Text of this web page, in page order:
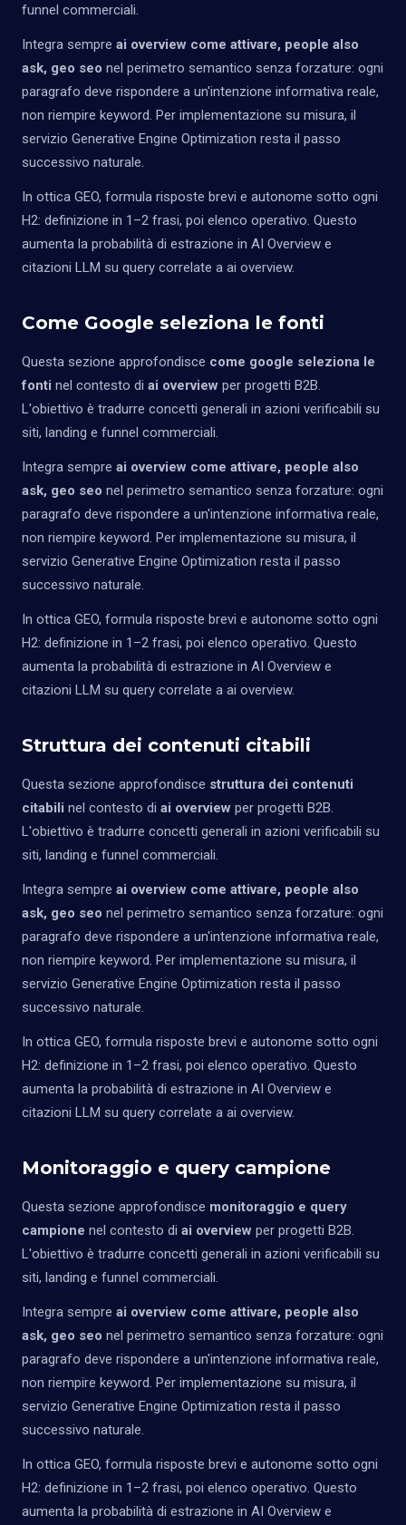
funnel commerciali.
Integra sempre ai overview come attivare, people also
ask, geo seo nel perimetro semantico senza forzature: ogni
paragrafo deve rispondere a un'intenzione informativa reale,
non riempire keyword. Per implementazione su misura, il
servizio Generative Engine Optimization resta il passo
successivo naturale.
In ottica GEO, formula risposte brevi e autonome sotto ogni
H2: definizione in 1–2 frasi, poi elenco operativo. Questo
aumenta la probabilità di estrazione in AI Overview e
citazioni LLM su query correlate a ai overview.
Come Google seleziona le fonti
Questa sezione approfondisce come google seleziona le
fonti nel contesto di ai overview per progetti B2B.
L'obiettivo è tradurre concetti generali in azioni verificabili su
siti, landing e funnel commerciali.
Integra sempre ai overview come attivare, people also
ask, geo seo nel perimetro semantico senza forzature: ogni
paragrafo deve rispondere a un'intenzione informativa reale,
non riempire keyword. Per implementazione su misura, il
servizio Generative Engine Optimization resta il passo
successivo naturale.
In ottica GEO, formula risposte brevi e autonome sotto ogni
H2: definizione in 1–2 frasi, poi elenco operativo. Questo
aumenta la probabilità di estrazione in AI Overview e
citazioni LLM su query correlate a ai overview.
Struttura dei contenuti citabili
Questa sezione approfondisce struttura dei contenuti
citabili nel contesto di ai overview per progetti B2B.
L'obiettivo è tradurre concetti generali in azioni verificabili su
siti, landing e funnel commerciali.
Integra sempre ai overview come attivare, people also
ask, geo seo nel perimetro semantico senza forzature: ogni
paragrafo deve rispondere a un'intenzione informativa reale,
non riempire keyword. Per implementazione su misura, il
servizio Generative Engine Optimization resta il passo
successivo naturale.
In ottica GEO, formula risposte brevi e autonome sotto ogni
H2: definizione in 1–2 frasi, poi elenco operativo. Questo
aumenta la probabilità di estrazione in AI Overview e
citazioni LLM su query correlate a ai overview.
Monitoraggio e query campione
Questa sezione approfondisce monitoraggio e query
campione nel contesto di ai overview per progetti B2B.
L'obiettivo è tradurre concetti generali in azioni verificabili su
siti, landing e funnel commerciali.
Integra sempre ai overview come attivare, people also
ask, geo seo nel perimetro semantico senza forzature: ogni
paragrafo deve rispondere a un'intenzione informativa reale,
non riempire keyword. Per implementazione su misura, il
servizio Generative Engine Optimization resta il passo
successivo naturale.
In ottica GEO, formula risposte brevi e autonome sotto ogni
H2: definizione in 1–2 frasi, poi elenco operativo. Questo
aumenta la probabilità di estrazione in AI Overview e